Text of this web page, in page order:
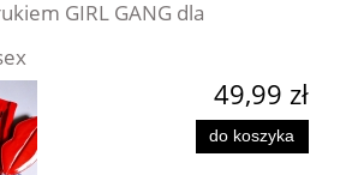
GIRL GANG dla
49,99 zł
do koszyka